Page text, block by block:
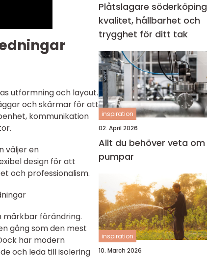
utformning och layout.
och skärmar för att
kommunikation
väljer en
design för att
och professionalism.
märkbar förändring.
gång som den mest
har modern
och leda till isolering
Plåtslagare söderköping
kvalitet, hållbarhet och
trygghet för ditt tak
inspiration
02. April 2026
Allt du behöver veta om
pumpar
inspiration
10. March 2026